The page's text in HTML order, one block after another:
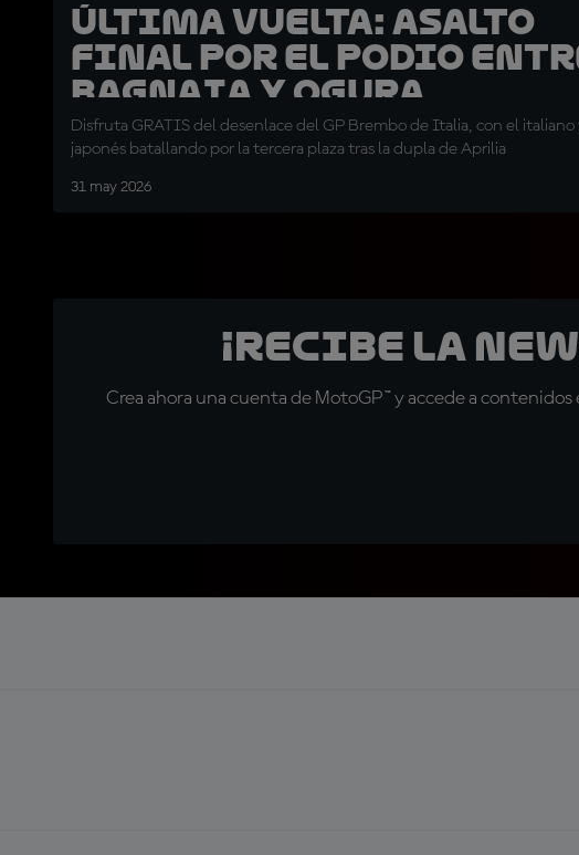
ÚLTIMA VUELTA: Asalto
final por el podio
Bagnaia y Ogura
Disfruta GRATIS del desenlace del GP Brembo de Italia, con el italiano
japonés batallando por la tercera plaza tras la dupla de Aprilia
31 may 2026
¡Recibe la
Crea ahora una cuenta de MotoGP™ y accede a